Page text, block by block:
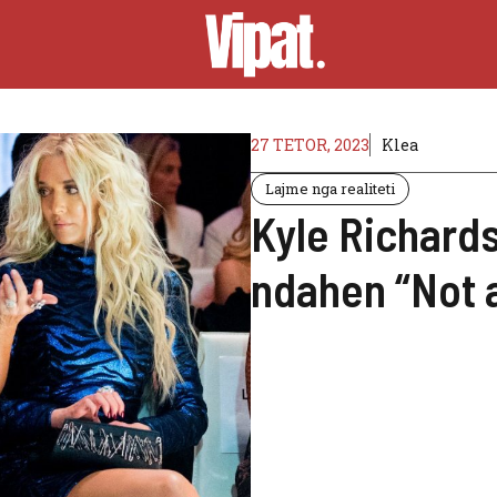
27 TETOR, 2023 Klea
Lajme nga realiteti
Kyle
ndahen “Not